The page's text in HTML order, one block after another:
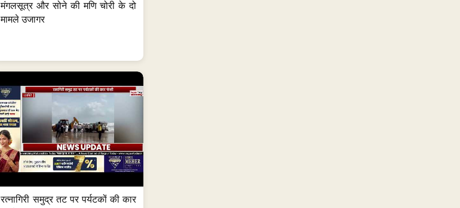
मंगलसूत्र और सोने की मणि चोरी के दो
मामले उजागर
रत्नागिरी समुद्र तट पर पर्यटकों की कार